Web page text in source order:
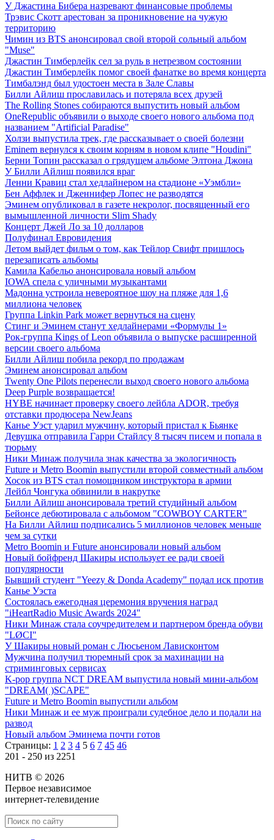
У Джастина Бибера назревают финансовые проблемы
Трэвис Скотт арестован за проникновение на чужую
территорию
Чимин из BTS анонсировал свой второй сольный альбом
"Muse"
Джастин Тимберлейк сел за руль в нетрезвом состоянии
Джастин Тимберлейк помог своей фанатке во время концерта
Тимбалэнд был удостоен места в Зале Славы
Билли Айлиш прославилась и потеряла всех друзей
The Rolling Stones собираются выпустить новый альбом
OneRepublic объявили о выходе своего нового альбома под
названием "Artificial Paradise"
Холзи выпустила трек, где рассказывает о своей болезни
Eminem вернулся к своим корням в новом клипе "Houdini"
Берни Топин рассказал о грядущем альбоме Элтона Джона
У Билли Айлиш появился враг
Ленни Кравиц стал хедлайнером на стадионе «Уэмбли»
Бен Аффлек и Дженнифер Лопес не разводятся
Эминем опубликовал в газете некролог, посвященный его
вымышленной личности Slim Shady
Концерт Джей Ло за 10 долларов
Полуфинал Евровидения
Летом выйдет фильм о том, как Тейлор Свифт пришлось
перезаписать альбомы
Камила Кабельо анонсировала новый альбом
IOWA спела с уличными музыкантами
Мадонна устроила невероятное шоу на пляже для 1,6
миллиона человек
Группа Linkin Park может вернуться на сцену
Стинг и Эминем станут хедлайнерами «Формулы 1»
Рок-группа Kings of Leon объявила о выпуске расширенной
версии своего альбома
Билли Айлиш побила рекорд по продажам
Эминем анонсировал альбом
Twenty One Pilots перенесли выход своего нового альбома
Deep Purple возвращается!
HYBE начинает проверку своего лейбла ADOR, требуя
отставки продюсера NewJeans
Канье Уэст ударил мужчину, который пристал к Бьянке
Девушка отправила Гарри Стайлсу 8 тысяч писем и попала в
тюрьму
Ники Минаж получила знак качества за экологичность
Future и Metro Boomin выпустили второй совместный альбом
Хосок из BTS стал помощником инструктора в армии
Лейбл Чонгука обвинили в накрутке
Билли Айлиш анонсировала третий студийный альбом
Бейонсе дебютировала с альбомом "COWBOY CARTER"
На Билли Айлиш подписались 5 миллионов человек меньше
чем за сутки
Metro Boomin и Future анонсировали новый альбом
Новый бойфренд Шакиры использует ее ради своей
популярности
Бывший студент "Yeezy & Donda Academy" подал иск против
Канье Уэста
Состоялась ежегодная церемония вручения наград
"iHeartRadio Music Awards 2024"
Ники Минаж стала соучредителем и партнером бренда обуви
"LØCI"
У Шакиры новый роман с Люсьеном Лависконтом
Мужчина получил тюремный срок за махинации на
стриминговых сервисах
K-pop группа NCT DREAM выпустила новый мини-альбом
"DREAM( )SCAPE"
Future и Metro Boomin выпустили альбом
Ники Минаж и ее муж проиграли судебное дело и подали на
развод
Новый альбом Эминема почти готов
Страницы: 1 2 3 4 5 6 7 45 46
201 - 250 из 2251
НИТВ © 2026
Первое независимое
интернет-телевидение